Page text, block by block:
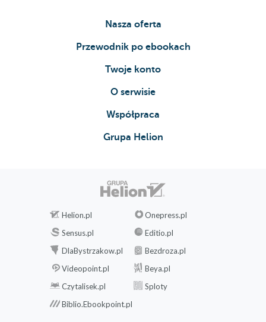
Nasza oferta
Przewodnik po ebookach
Twoje konto
O serwisie
Współpraca
Grupa Helion
Helion.pl
Onepress.pl
Sensus.pl
Editio.pl
DlaBystrzakow.pl
Bezdroza.pl
Videopoint.pl
Beya.pl
Czytalisek.pl
Sploty
Biblio.Ebookpoint.pl